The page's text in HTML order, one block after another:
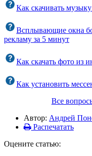
Как скачивать
Всплывающие окна
рекламу за 5 минут
Как скачать фото из
Как установить
Все
Автор: Андрей
Распечатать
Оцените статью: